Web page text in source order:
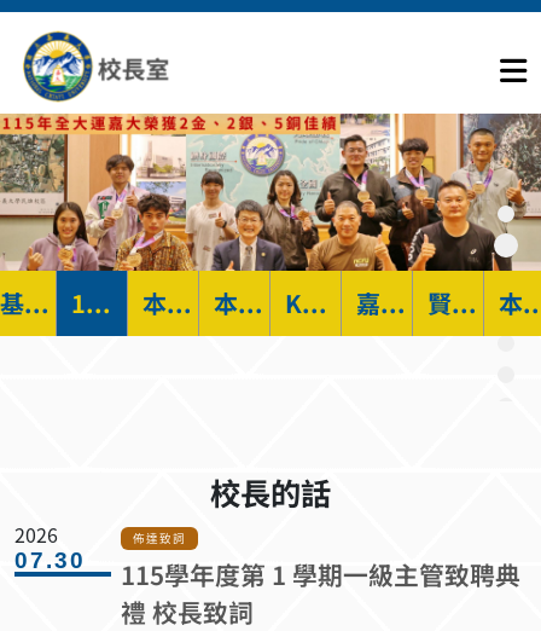
基層拚到董座的奮鬥典範！嘉大傑出校友劉雲松接任興農董事長 115年全大運捷報頻傳 嘉義大學選手熱血拚戰勇奪2金2銀5銅 本校首度角逐遠見USR大學社會責任獎 榮獲生態共好組績優獎 本校攜手農業部林業及自然保育署 共築蘭潭校區韌性新「森」活 KANO棒球精神跨越百年 本校林校長赴日見證松山棒球資料館揭幕重啟臺日情誼 嘉大106週年校慶永續跨域成果亮眼 校友會館願景同步啟航 賢德樓啟用 打造兼具人文關懷與永續理念的全新學生宿舍 本校與國教院簽署合作
校長的話
2026
07.30
佈達致詞
115學年度第 1 學期一級主管致聘典
禮 校長致詞